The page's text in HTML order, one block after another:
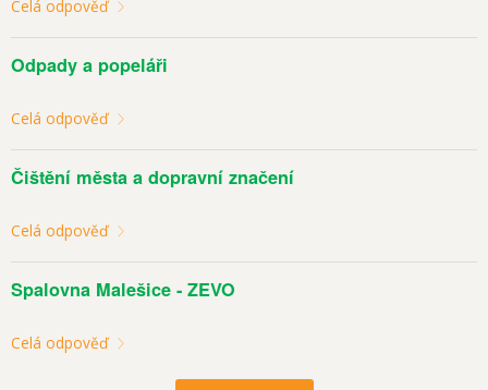
Celá odpověď
Odpady a popeláři
Celá odpověď
Čištění města a dopravní značení
Celá odpověď
Spalovna Malešice - ZEVO
Celá odpověď